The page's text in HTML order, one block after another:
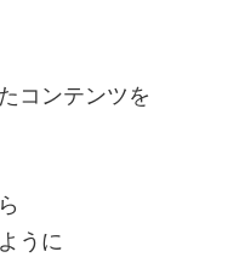
コンテンツを
うに